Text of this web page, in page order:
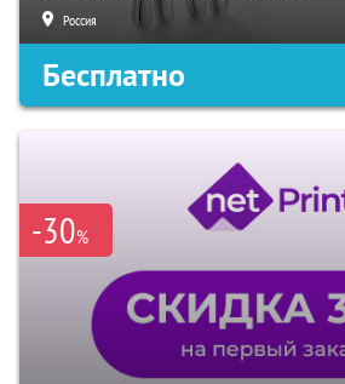
Россия
Бесплатно
-30%